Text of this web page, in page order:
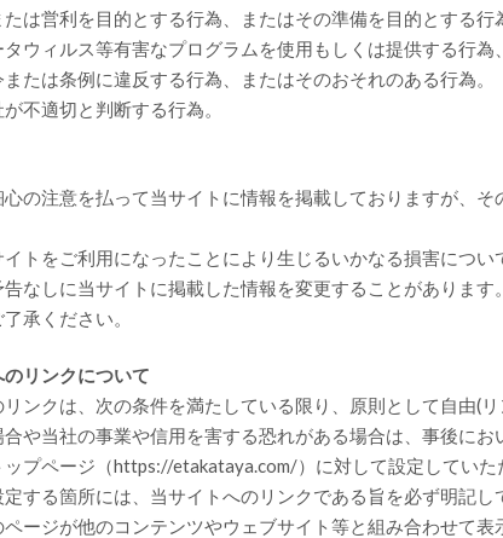
たは営利を目的とする行為、またはその準備を目的とする行
タウィルス等有害なプログラムを使用もしくは提供する行為
または条例に違反する行為、またはそのおそれのある行為。
が不適切と判断する行為。
心の注意を払って当サイトに情報を掲載しておりますが、
イトをご利用になったことにより生じるいかなる損害につい
告なしに当サイトに掲載した情報を変更することがありま
承ください。
リンクについて
ンクは、次の条件を満たしている限り、原則として自由(
や当社の事業や信用を害する恐れがある場合は、事後にお
ップページ（https://etakataya.com/）に対して設定してい
定する箇所には、当サイトへのリンクである旨を必ず明記し
ページが他のコンテンツやウェブサイト等と組み合わせて